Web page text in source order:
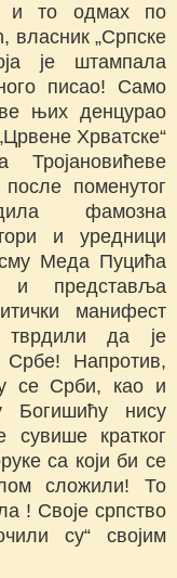
и то одмах по
власник „Српске
је штампала
писао! Само
њих денцурао
Хрватске“
Тројановићеве
поменутог
фамозна
и уредници
Меда Пуцића
и представља
манифест
да је
Србе! Напротив,
се Срби, као и
Богишићу нису
кратког
са који би се
сложили! То
! Своје српство
су“ својим